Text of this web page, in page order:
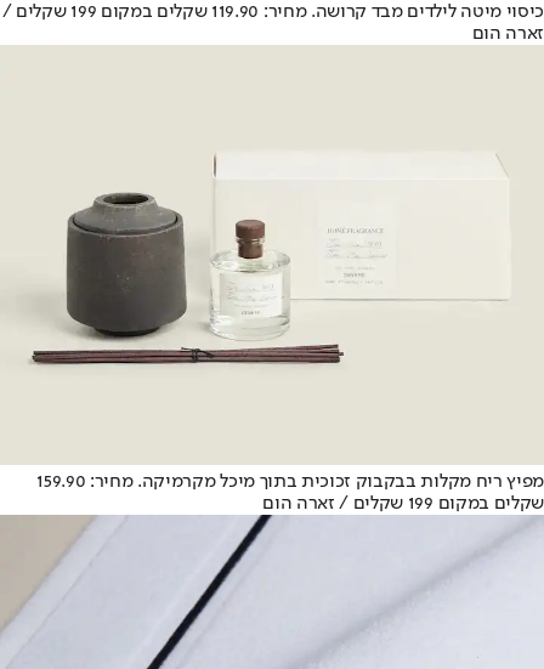
כיסוי מיטה לילדים מבד קרושה. מחיר: 119.90 שקלים במקום 199 שקלים /
זארה הום
מפיץ ריח מקלות בבקבוק זכוכית בתוך מיכל מקרמיקה. מחיר: 159.90
שקלים במקום 199 שקלים / זארה הום